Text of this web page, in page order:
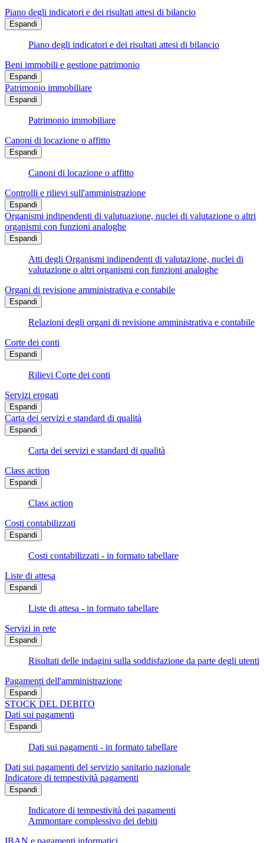
Piano degli indicatori e dei risultati attesi di bilancio
Espandi
Piano degli indicatori e dei risultati attesi di bilancio
Beni immobili e gestione patrimonio
Espandi
Patrimonio immobiliare
Espandi
Patrimonio immobiliare
Canoni di locazione o affitto
Espandi
Canoni di locazione o affitto
Controlli e rilievi sull'amministrazione
Espandi
Organismi indipendenti di valutuazione, nuclei di valutazione o altri
organismi con funzioni analoghe
Espandi
Atti degli Organismi indipendenti di valutazione, nuclei di
valutazione o altri organismi con funzioni analoghe
Organi di revisione amministrativa e contabile
Espandi
Relazioni degli organi di revisione amministrativa e contabile
Corte dei conti
Espandi
Rilievi Corte dei conti
Servizi erogati
Espandi
Carta dei servizi e standard di qualità
Espandi
Carta dei servizi e standard di qualità
Class action
Espandi
Class action
Costi contabilizzati
Espandi
Costi contabilizzati - in formato tabellare
Liste di attesa
Espandi
Liste di attesa - in formato tabellare
Servizi in rete
Espandi
Risultati delle indagini sulla soddisfazione da parte degli utenti
Pagamenti dell'amministrazione
Espandi
STOCK DEL DEBITO
Dati sui pagamenti
Espandi
Dati sui pagamenti - in formato tabellare
Dati sui pagamenti del servizio sanitario nazionale
Indicatore di tempestività pagamenti
Espandi
Indicatore di tempestività dei pagamenti
Ammontare complessivo dei debiti
IBAN e pagamenti informatici